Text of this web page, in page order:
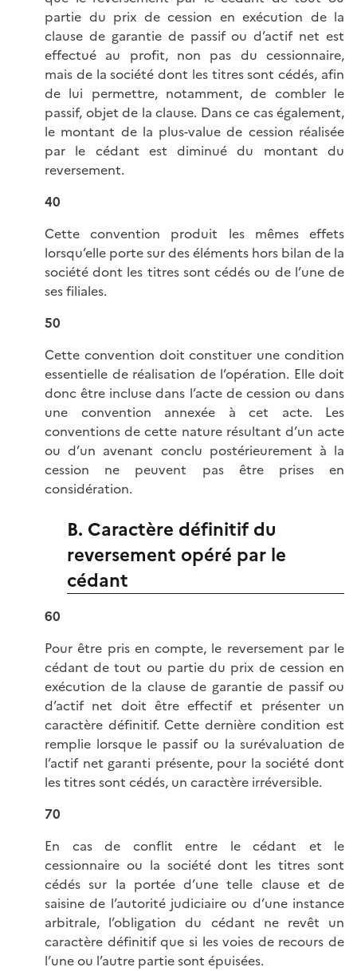
partie du prix de cession en exécution de la
clause de garantie de passif ou d’actif net est
effectué au profit, non pas du cessionnaire,
mais de la société dont les titres sont cédés, afin
de lui permettre, notamment, de combler le
passif, objet de la clause. Dans ce cas également,
le montant de la plus-value de cession réalisée
par le cédant est diminué du montant du
reversement.
40
Cette convention produit les mêmes effets
lorsqu’elle porte sur des éléments hors bilan de la
société dont les titres sont cédés ou de l’une de
ses filiales.
50
Cette convention doit constituer une condition
essentielle de réalisation de l’opération. Elle doit
donc être incluse dans l’acte de cession ou dans
une convention annexée à cet acte. Les
conventions de cette nature résultant d’un acte
ou d’un avenant conclu postérieurement à la
cession ne peuvent pas être prises en
considération.
B. Caractère définitif du
reversement opéré par le
cédant
60
Pour être pris en compte, le reversement par le
cédant de tout ou partie du prix de cession en
exécution de la clause de garantie de passif ou
d’actif net doit être effectif et présenter un
caractère définitif. Cette dernière condition est
remplie lorsque le passif ou la surévaluation de
l’actif net garanti présente, pour la société dont
les titres sont cédés, un caractère irréversible.
70
En cas de conflit entre le cédant et le
cessionnaire ou la société dont les titres sont
cédés sur la portée d’une telle clause et de
saisine de l’autorité judiciaire ou d’une instance
arbitrale, l’obligation du cédant ne revêt un
caractère définitif que si les voies de recours de
l’une ou l’autre partie sont épuisées.